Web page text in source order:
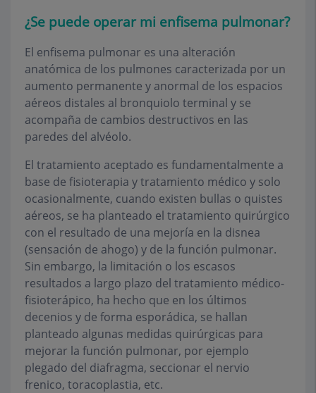
¿Se puede operar mi enfisema pulmonar?
El enfisema pulmonar es una alteración
anatómica de los pulmones caracterizada por un
aumento permanente y anormal de los espacios
aéreos distales al bronquiolo terminal y se
acompaña de cambios destructivos en las
paredes del alvéolo.
El tratamiento aceptado es fundamentalmente a
base de fisioterapia y tratamiento médico y solo
ocasionalmente, cuando existen bullas o quistes
aéreos, se ha planteado el tratamiento quirúrgico
con el resultado de una mejoría en la disnea
(sensación de ahogo) y de la función pulmonar.
Sin embargo, la limitación o los escasos
resultados a largo plazo del tratamiento médico-
fisioterápico, ha hecho que en los últimos
decenios y de forma esporádica, se hallan
planteado algunas medidas quirúrgicas para
mejorar la función pulmonar, por ejemplo
plegado del diafragma, seccionar el nervio
frenico, toracoplastia, etc.